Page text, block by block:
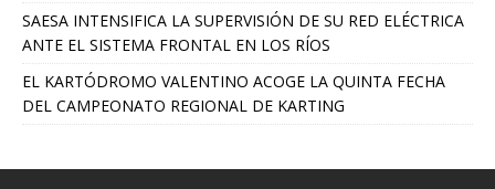
SAESA INTENSIFICA LA SUPERVISIÓN DE SU RED ELÉCTRICA
ANTE EL SISTEMA FRONTAL EN LOS RÍOS
EL KARTÓDROMO VALENTINO ACOGE LA QUINTA FECHA
DEL CAMPEONATO REGIONAL DE KARTING